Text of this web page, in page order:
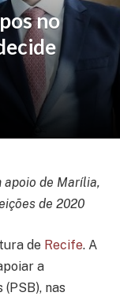
no
apoio de Marília,
de 2020
de Recife. A
a
nas